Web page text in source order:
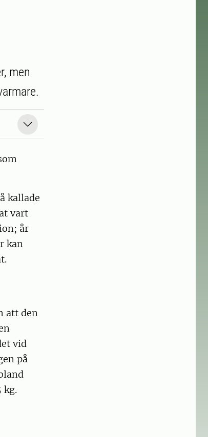
men
kallade
vart
år
kan
att den
vid
på
kg.